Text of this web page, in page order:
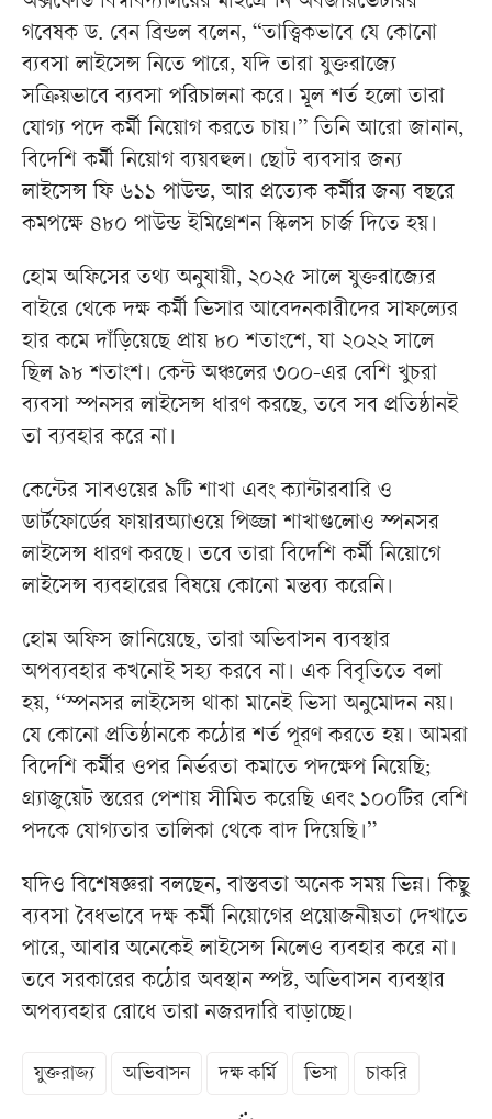
গবেষক ড. বেন ব্রিন্ডল বলেন, “তাত্ত্বিকভাবে যে কোনো
ব্যবসা লাইসেন্স নিতে পারে, যদি তারা যুক্তরাজ্যে
সক্রিয়ভাবে ব্যবসা পরিচালনা করে। মূল শর্ত হলো তারা
যোগ্য পদে কর্মী নিয়োগ করতে চায়।” তিনি আরো জানান,
বিদেশি কর্মী নিয়োগ ব্যয়বহুল। ছোট ব্যবসার জন্য
লাইসেন্স ফি ৬১১ পাউন্ড, আর প্রত্যেক কর্মীর জন্য বছরে
কমপক্ষে ৪৮০ পাউন্ড ইমিগ্রেশন স্কিলস চার্জ দিতে হয়।
হোম অফিসের তথ্য অনুযায়ী, ২০২৫ সালে যুক্তরাজ্যের
বাইরে থেকে দক্ষ কর্মী ভিসার আবেদনকারীদের সাফল্যের
হার কমে দাঁড়িয়েছে প্রায় ৮০ শতাংশে, যা ২০২২ সালে
ছিল ৯৮ শতাংশ। কেন্ট অঞ্চলের ৩০০-এর বেশি খুচরা
ব্যবসা স্পনসর লাইসেন্স ধারণ করছে, তবে সব প্রতিষ্ঠানই
তা ব্যবহার করে না।
কেন্টের সাবওয়ের ৯টি শাখা এবং ক্যান্টারবারি ও
ডার্টফোর্ডের ফায়ারঅ্যাওয়ে পিজ্জা শাখাগুলোও স্পনসর
লাইসেন্স ধারণ করছে। তবে তারা বিদেশি কর্মী নিয়োগে
লাইসেন্স ব্যবহারের বিষয়ে কোনো মন্তব্য করেনি।
হোম অফিস জানিয়েছে, তারা অভিবাসন ব্যবস্থার
অপব্যবহার কখনোই সহ্য করবে না। এক বিবৃতিতে বলা
হয়, “স্পনসর লাইসেন্স থাকা মানেই ভিসা অনুমোদন নয়।
যে কোনো প্রতিষ্ঠানকে কঠোর শর্ত পূরণ করতে হয়। আমরা
বিদেশি কর্মীর ওপর নির্ভরতা কমাতে পদক্ষেপ নিয়েছি;
গ্র্যাজুয়েট স্তরের পেশায় সীমিত করেছি এবং ১০০টির বেশি
পদকে যোগ্যতার তালিকা থেকে বাদ দিয়েছি।”
যদিও বিশেষজ্ঞরা বলছেন, বাস্তবতা অনেক সময় ভিন্ন। কিছু
ব্যবসা বৈধভাবে দক্ষ কর্মী নিয়োগের প্রয়োজনীয়তা দেখাতে
পারে, আবার অনেকেই লাইসেন্স নিলেও ব্যবহার করে না।
তবে সরকারের কঠোর অবস্থান স্পষ্ট, অভিবাসন ব্যবস্থার
অপব্যবহার রোধে তারা নজরদারি বাড়াচ্ছে।
যুক্তরাজ্য অভিবাসন দক্ষ কর্মি ভিসা চাকরি